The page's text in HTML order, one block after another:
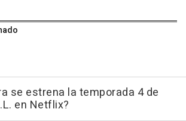
se estrena la temporada 4 de
en Netflix?